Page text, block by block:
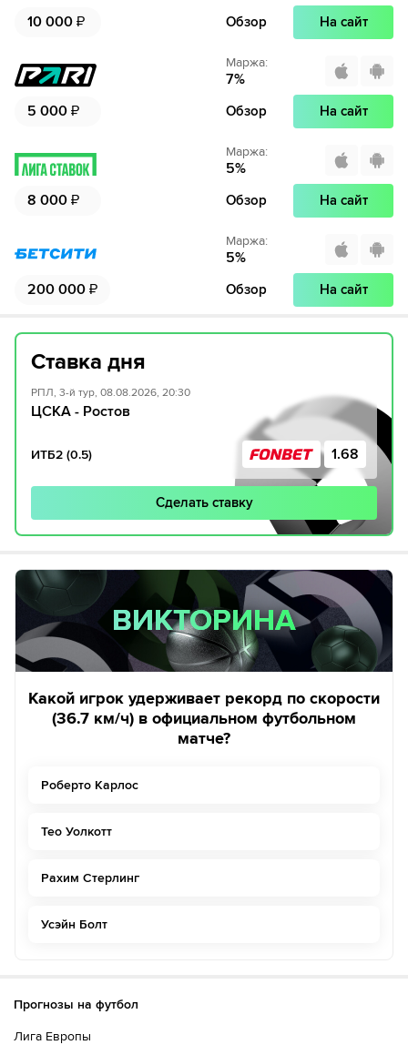
10 000 ₽ Обзор На сайт
5 000 ₽
Маржа:
7%
Обзор На сайт
8 000 ₽
Маржа:
5%
Обзор На сайт
200 000 ₽
Маржа:
5%
Обзор На сайт
Ставка дня
РПЛ, 3-й тур, 08.08.2026, 20:30
ЦСКА - Ростов
ИТБ2 (0.5) 1.68
Сделать ставку
ВИКТОРИНА
ВИКТОРИНА
Какой игрок удерживает рекорд по скорости
(36.7 км/ч) в официальном футбольном
матче?
Роберто Карлос
Тео Уолкотт
Рахим Стерлинг
Усэйн Болт
Прогнозы на футбол
Лига Европы